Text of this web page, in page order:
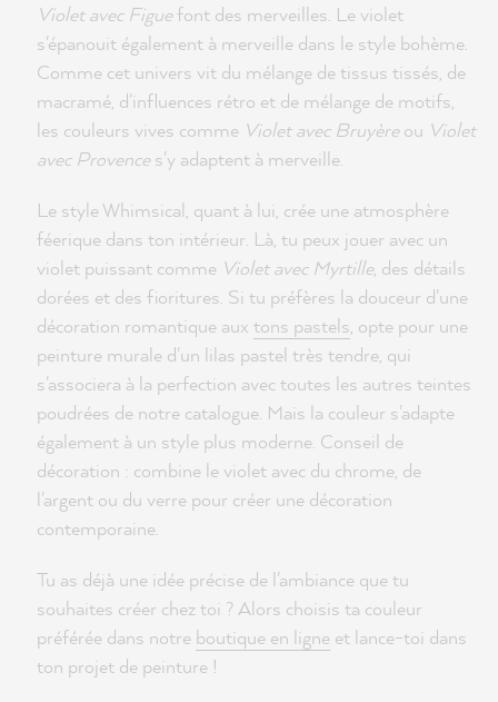
Violet avec Figuefont des merveilles. Le violet
s'épanouit également à merveille dans le style bohème.
Comme cet univers vit du mélange de tissus tissés, de
macramé, d'influences rétro et de mélange de motifs,
les couleurs vives comme Violet avec Bruyèreou Violet
avec Provences'y adaptent à merveille.
Le style Whimsical, quant à lui, crée une atmosphère
féerique dans ton intérieur. Là, tu peux jouer avec un
violet puissant comme Violet avec Myrtille, des détails
dorées et des fioritures. Si tu préfères la douceur d'une
décoration romantique aux tons pastels, opte pour une
peinture murale d'un lilas pastel très tendre, qui
s'associera à la perfection avec toutes les autres teintes
poudrées de notre catalogue. Mais la couleur s'adapte
également à un style plus moderne. Conseil de
décoration : combine le violet avec du chrome, de
l'argent ou du verre pour créer une décoration
contemporaine.
Tu as déjà une idée précise de l'ambiance que tu
souhaites créer chez toi ? Alors choisis ta couleur
préférée dans notre boutique en ligne et lance-toi dans
ton projet de peinture !